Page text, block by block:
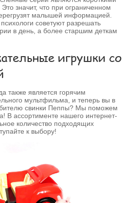
значит, что при ограниченном
малышей информацией.
советуют разрешать
в день, а более старшим деткам
игрушки со
также является горячим
мультфильма, и теперь вы в
свинки Пеппы? Мы поможем
В ассортименте нашего интернет-
количество подходящих
к выбору!